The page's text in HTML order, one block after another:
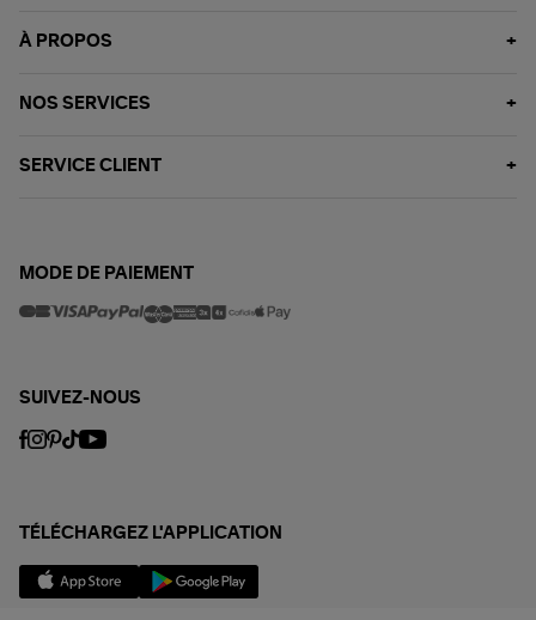
À PROPOS
NOS SERVICES
SERVICE CLIENT
MODE DE PAIEMENT
SUIVEZ-NOUS
TÉLÉCHARGEZ L'APPLICATION